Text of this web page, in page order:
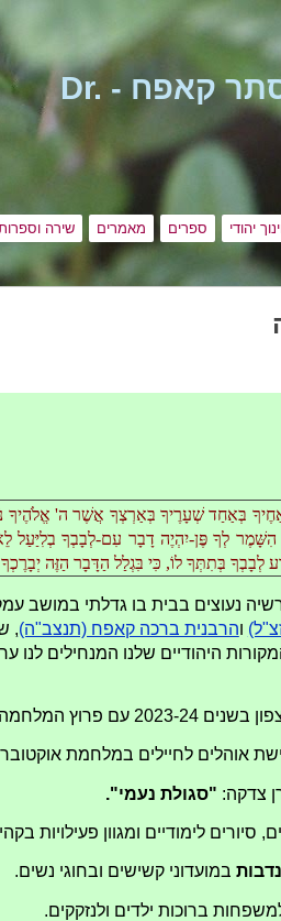
ד"ר אסתר קאפח - Dr.
יהודי ספרים מאמרים שירה
אַחֶיךָ בְּאַחַד שְׁעָרֶיךָ בְּאַרְצְךָ אֲשֶׁר ה'
הִשָּׁמֶר לְךָ פֶּן-יִהְיֶה דָבָר עִם-לְבָבְךָ
לְבָבְךָ בְּתִתְּךָ לוֹ, כִּי בִּגְלַל הַדָּבָר הַזֶּה
נעוצים בבית בו גדלתי במושב
והרבנית ברכה קאפח (תנצב"ה),
היהודיים שלנו המנחילים
עם פרוץ המלחמה
אוהלים לחיילים במלחמת אוקטובר
צדקה: "סגולת נעמי".
סיורים לימודיים ומגוון פעילויות
במועדוני קשישים ובחוגי נשים.
ברוכות ילדים ולנזקקים.